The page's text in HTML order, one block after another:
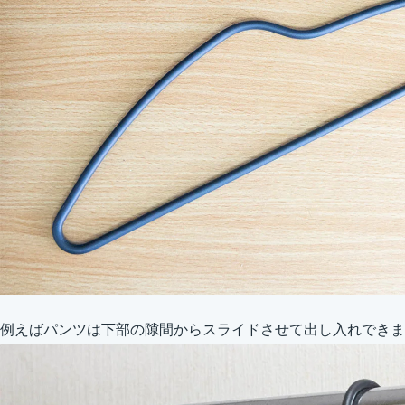
例えばパンツは下部の隙間からスライドさせて出し入れでき